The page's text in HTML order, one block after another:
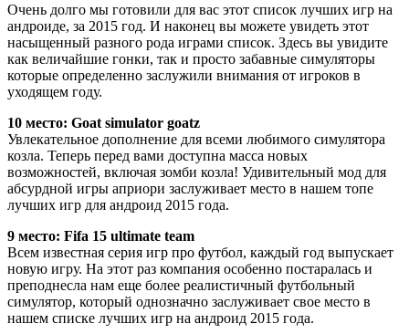
Очень долго мы готовили для вас этот список лучших игр на
андроиде, за 2015 год. И наконец вы можете увидеть этот
насыщенный разного рода играми список. Здесь вы увидите
как величайшие гонки, так и просто забавные симуляторы
которые определенно заслужили внимания от игроков в
уходящем году.
10 место: Goat simulator goatz
Увлекательное дополнение для всеми любимого симулятора
козла. Теперь перед вами доступна масса новых
возможностей, включая зомби козла! Удивительный мод для
абсурдной игры априори заслуживает место в нашем топе
лучших игр для андроид 2015 года.
9 место: Fifa 15 ultimate team
Всем известная серия игр про футбол, каждый год выпускает
новую игру. На этот раз компания особенно постаралась и
преподнесла нам еще более реалистичный футбольный
симулятор, который однозначно заслуживает свое место в
нашем списке лучших игр на андроид 2015 года.